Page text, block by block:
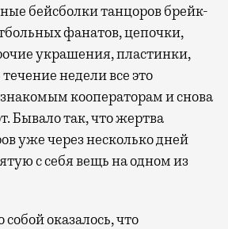
бейсболки танцоров брейк-
фанатов, цепочки,
украшения, пластинки,
недели все это
кооператорам и снова
Бывало так, что жертва
уже через несколько дней
с себя вещь на одном из
оказалось, что